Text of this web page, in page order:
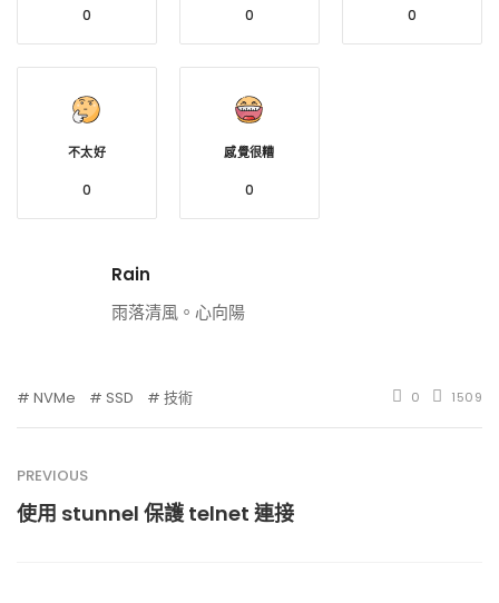
0 0 0
不太好
0
感覺很糟
0
Rain
雨落清風。心向陽
NVMe SSD 技術 0 1509
PREVIOUS
使用 stunnel 保護 telnet 連接